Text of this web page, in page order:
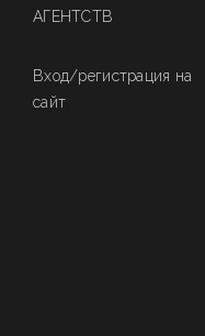
АГЕНТСТВ
Вход/регистрация на
сайт